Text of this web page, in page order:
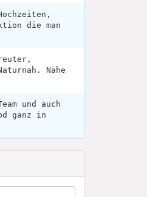
die man
Nähe
und auch
ganz in